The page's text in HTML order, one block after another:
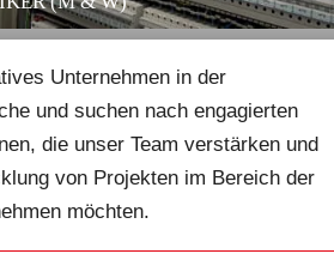
Unternehmen in der
und suchen nach engagierten
die unser Team verstärken und
von Projekten im Bereich der
möchten.